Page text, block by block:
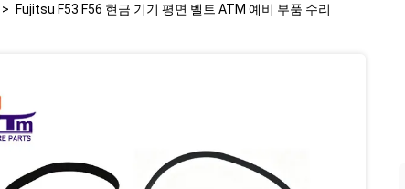
> Fujitsu F53 F56 현금 기기 평면 벨트 ATM 예비 부품 수리